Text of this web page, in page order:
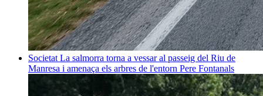
Societat La salmorra torna a vessar al passeig del Riu de
Manresa i amenaça els arbres de l'entorn Pere Fontanals